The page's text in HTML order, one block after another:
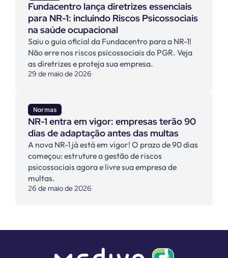
Fundacentro lança diretrizes essenciais
para NR-1: incluindo Riscos Psicossociais
na saúde ocupacional
Saiu o guia oficial da Fundacentro para a NR-1!
Não erre nos riscos psicossociais do PGR. Veja
as diretrizes e proteja sua empresa.
29 de maio de 2026
Normas
NR-1 entra em vigor: empresas terão 90
dias de adaptação antes das multas
A nova NR-1 já está em vigor! O prazo de 90 dias
começou: estruture a gestão de riscos
psicossociais agora e livre sua empresa de
multas.
26 de maio de 2026